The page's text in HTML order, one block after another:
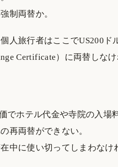
制両替か。
人旅行者はここでUS200
Certificate）に両替しな
でホテル代金や寺院の入場
再両替ができない。
中に使い切ってしまわなけ